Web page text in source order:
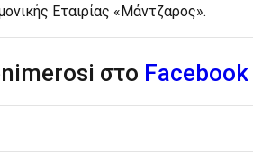
Εταιρίας «Μάντζαρος».
στο Facebook